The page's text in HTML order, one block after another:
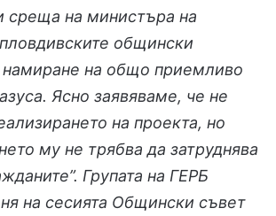
среща на министъра на
общински
намиране на общо приемливо
Ясно заявяваме, че не
на проекта, но
му не трябва да затруднява
Групата на ГЕРБ
на сесията Общински съвет